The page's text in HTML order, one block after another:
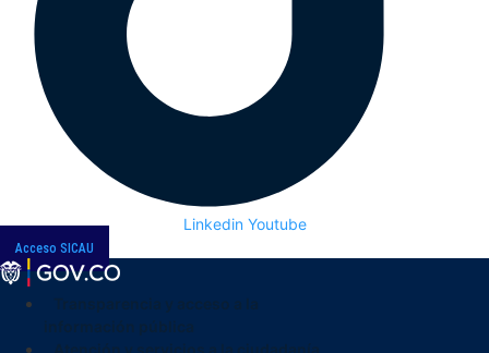
Linkedin Youtube
Acceso SICAU